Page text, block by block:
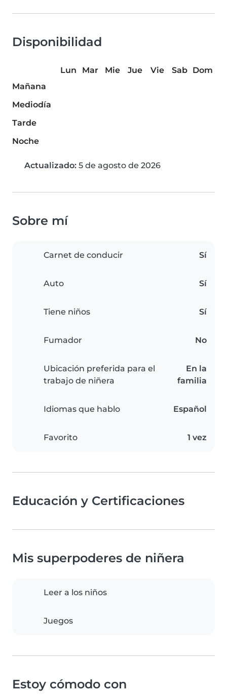
Disponibilidad
Lun Mar Mie Jue Vie Sab
Dom
Mañana
Mediodía
Tarde
Noche
Actualizado: 5 de agosto de 2026
Sobre mí
Carnet de conducir Sí
Auto Sí
Tiene niños Sí
Fumador No
Ubicación preferida para el
trabajo de niñera
En la
familia
Idiomas que hablo Español
Favorito 1 vez
Educación y Certificaciones
Mis superpoderes de niñera
Leer a los niños
Juegos
Estoy cómodo con